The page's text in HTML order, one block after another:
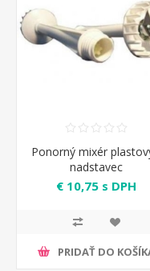
Ponorný mixér
nadstavec
€ 10,75 s DPH
PRIDAŤ DO